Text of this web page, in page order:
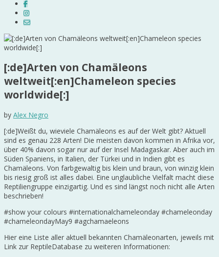
[:de]Arten von Chamäleons
weltweit[:en]Chameleon species
worldwide[:]
by Alex Negro
[:de]Weißt du, wieviele Chamäleons es auf der Welt gibt? Aktuell
sind es genau 228 Arten! Die meisten davon kommen in Afrika vor,
über 40% davon sogar nur auf der Insel Madagaskar. Aber auch im
Süden Spaniens, in Italien, der Türkei und in Indien gibt es
Chamäleons. Von farbgewaltig bis klein und braun, von winzig klein
bis riesig groß ist alles dabei. Eine unglaubliche Vielfalt macht diese
Reptiliengruppe einzigartig. Und es sind längst noch nicht alle Arten
beschrieben!
#show your colours #internationalchameleonday #chameleonday
#chameleondayMay9 #agchamaeleons
Hier eine Liste aller aktuell bekannten Chamäleonarten, jeweils mit
Link zur ReptileDatabase zu weiteren Informationen: